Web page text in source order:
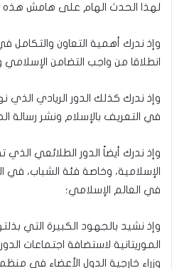
لهذا الحدث الهام على هامش هذه
وإذ ندرك أهمية التعاون والتكامل في
انطلاقا من واجب التضامن الإسلامي
وإذ ندرك كذلك الدور الريادي الذي
في التعريف بالإسلام ونشر رسالة
وإذ ندرك أيضاً الدور الطلائعي
الإسلامية، وخاصة فئة الشباب، في
في العالم الإسلامي؛
وإذ نشيد بالجهود الكبيرة التي
الموريتانية لاستضافة اجتماعات
وزراء خارجية الدول الأعضاء في